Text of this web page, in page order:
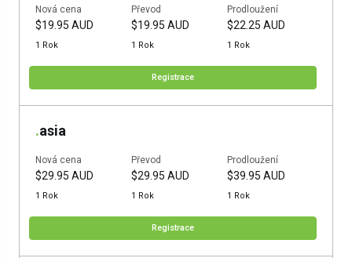
Nová cena
$19.95 AUD
1 Rok
Převod
$19.95 AUD
1 Rok
Prodloužení
$22.25 AUD
1 Rok
Registrace
.asia
Nová cena
$29.95 AUD
1 Rok
Převod
$29.95 AUD
1 Rok
Prodloužení
$39.95 AUD
1 Rok
Registrace